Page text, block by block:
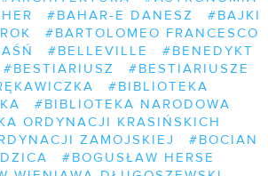
#BAHAR-E DANESZ
#BAJKI
#BARTOLOMEO FRANCESCO
#BELLEVILLE
#BENEDYKT
#BESTIARIUSZ
#BESTIARIUSZE
#BIBLIOTEKA
#BIBLIOTEKA NARODOWA
ORDYNACJI KRASIŃSKICH
ZAMOJSKIEJ
#BOCIAN
#BOGUSŁAW HERSE